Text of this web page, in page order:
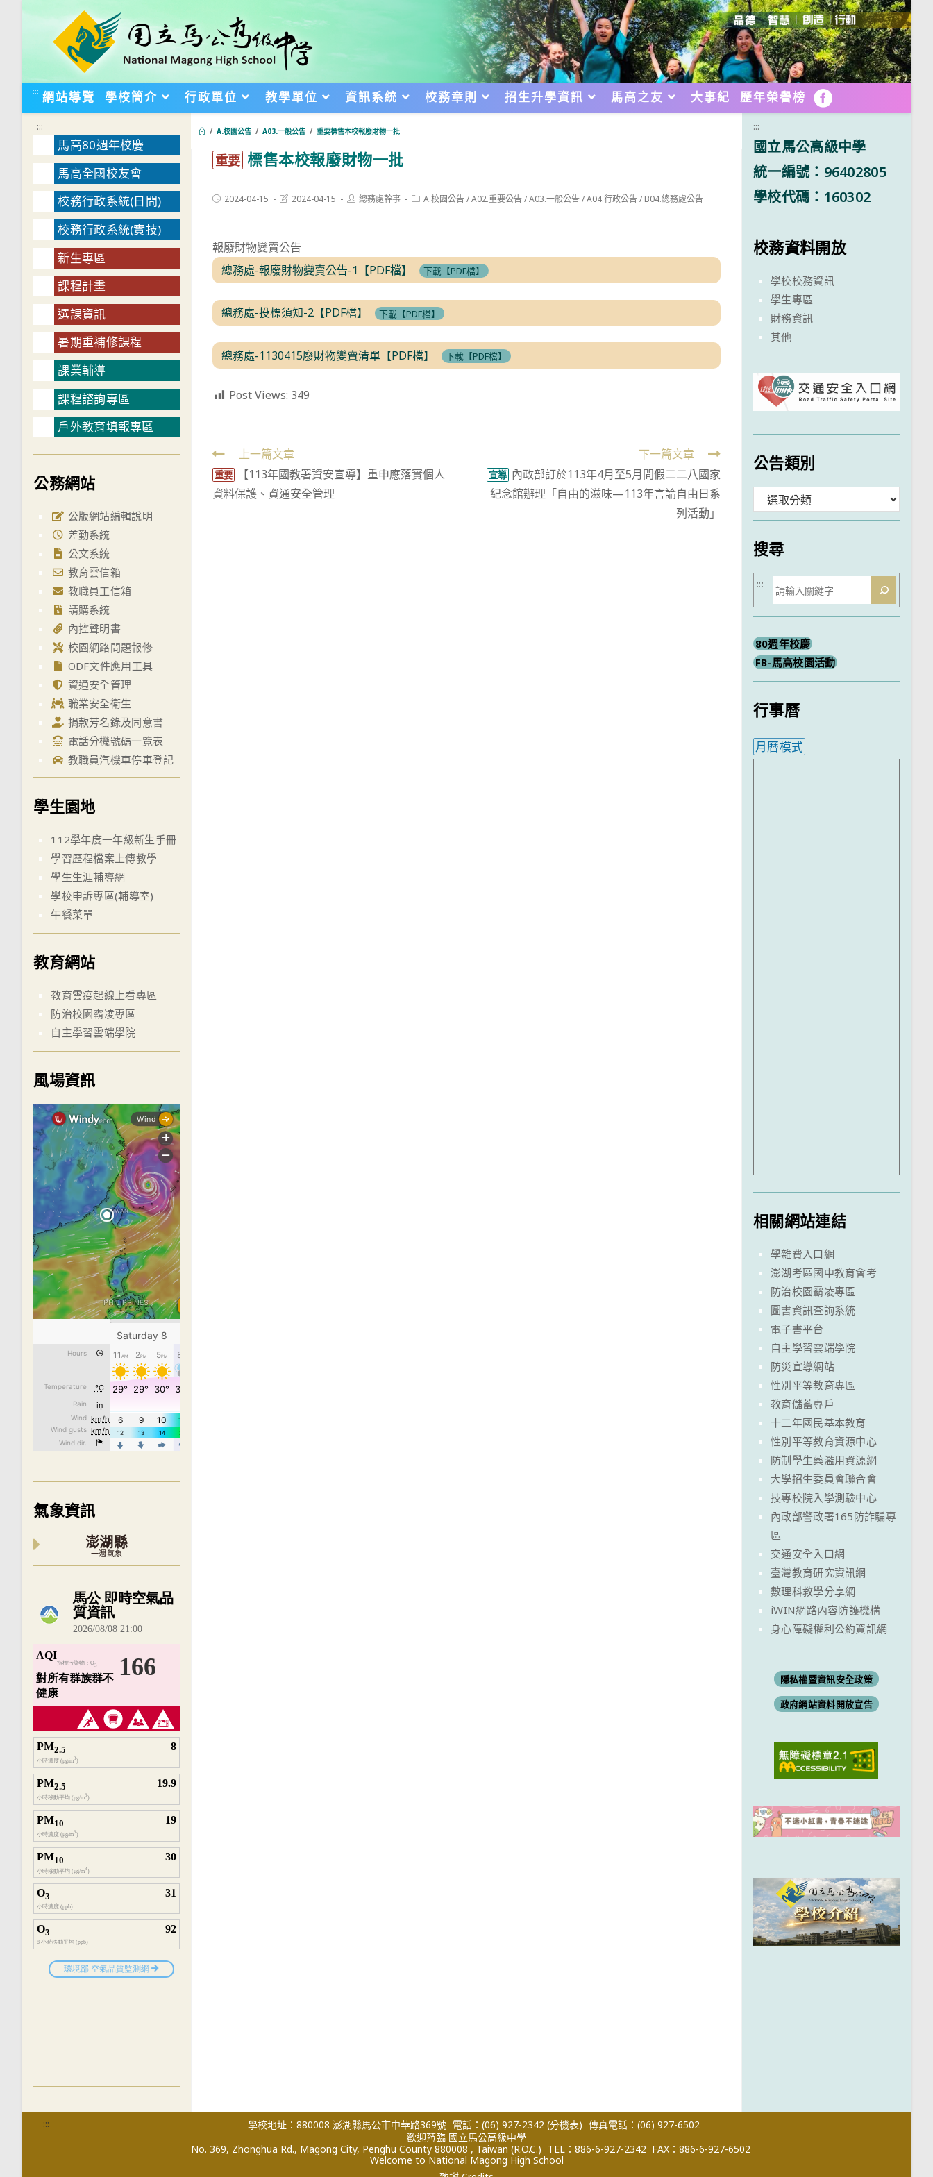
::: 網站導覽 學校簡介 行政單位 教學單位 資訊系統 校務章則 招生升學資訊 馬高之友 大事紀 歷年榮譽榜 FB
/ A.校園公告 / A03.一般公告 / 重要標售本校報廢財物一批
重要 標售本校報廢財物一批
Post2024-04-15
Post2024-04-15
Post總務處幹事
PostA.校園公告/A02.重要公告/A03.一般公告/A04.行政公告/ B04.總務處公告
報廢財物變賣公告
總務處-報廢財物變賣公告-1【PDF檔】
下載【PDF檔】
總務處-投標須知-2【PDF檔】 下載【PDF檔】
總務處-1130415廢財物變賣清單【PDF檔】 下載【PDF檔】
Post Views: 349
Read
more
articles
上一篇文章
重要
【113年國教署資安宣導】重申應落實個人
資料保護、資通安全管理
下一篇文章
宣導 內政部訂於113年4月至5月間假二二八國家
紀念館辦理「自由的滋味—113年言論自由日系
列活動」
:::
馬高80週年校慶
馬高全國校友會
校務行政系統(日間)
校務行政系統(實技)
新生專區
課程計畫
選課資訊
暑期重補修課程
課業輔導
課程諮詢專區
戶外教育填報專區
公務網站
公版網站編輯說明
差勤系統
公文系統
教育雲信箱
教職員工信箱
請購系統
內控聲明書
校園網路問題報修
ODF文件應用工具
資通安全管理
職業安全衛生
捐款芳名錄及同意書
電話分機號碼一覽表
教職員汽機車停車登記
學生園地
112學年度一年級新生手冊
學習歷程檔案上傳教學
學生生涯輔導網
學校申訴專區(輔導室)
午餐菜單
教育網站
教育雲疫起線上看專區
防治校園霸凌專區
自主學習雲端學院
風場資訊
氣象資訊
澎湖縣
一週氣象
內嵌空氣品質小工具為視覺預覽，完整即時空氣品質資料請開啟
:::
國立馬公高級中學
統一編號：96402805
學校代碼：160302
校務資料開放
學校校務資訊
學生專區
財務資訊
其他
公告類別
類
搜尋
搜
尋
:::
80週年校慶
FB-馬高校園活動
行事曆
月曆模式
相關網站連結
學雜費入口網
澎湖考區國中教育會考
防治校園霸凌專區
圖書資訊查詢系統
電子書平台
自主學習雲端學院
防災宣導網站
性別平等教育專區
教育儲蓄專戶
十二年國民基本教育
性別平等教育資源中心
防制學生藥濫用資源網
大學招生委員會聯合會
技專校院入學測驗中心
內政部警政署165防詐騙專
區
交通安全入口網
臺灣教育研究資訊網
數理科教學分享網
iWIN網路內容防護機構
身心障礙權利公約資訊網
隱私權暨資訊安全政策
政府網站資料開放宣告
::: 學校地址：880008 澎湖縣馬公市中華路369號 電話：(06) 927-2342 (分機表) 傳真電話：(06) 927-6502
歡迎蒞臨 國立馬公高級中學
No. 369, Zhonghua Rd., Magong City, Penghu County 880008 , Taiwan (R.O.C.) TEL：886-6-927-2342 FAX：886-6-927-6502
Welcome to National Magong High School